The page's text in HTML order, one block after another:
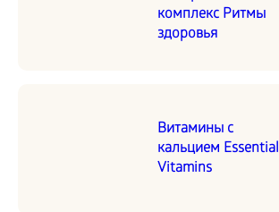
комплекс Ритмы
здоровья
Витамины с
кальцием Essential
Vitamins